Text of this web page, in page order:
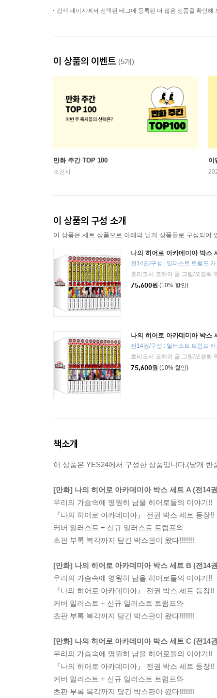
검색 페이지에서 선택된 태그에 등록된 더 많은 상품을 확인해
이 상품의 이벤트 (5개)
만화 주간 TOP 100
소진시
이
이 상품의 구성 소개
이 상품은 세트 상품으로 아래의 낱개 상품들로 구성되어
나의 히어로 아카데미아 박스
호리코시 코헤이 글,그림/오경화
75,600원 (10% 할인)
나의 히어로 아카데미아 박스
호리코시 코헤이 글,그림/오경화
75,600원 (10% 할인)
책소개
이 상품은 YES24에서 구성한 상품입니다.(낱개 반
[만화] 나의 히어로 아카데미아 박스 세트 A (전14
우리의 가슴속에 영원히 남을 히어로들의 이야기!!
『나의 히어로 아카데미아』 전권 박스 세트 등장!!
커버 일러스트 + 신규 일러스트 트럼프와
초판 부록 복각까지 담긴 박스판이 왔다!!!!!!!!
[만화] 나의 히어로 아카데미아 박스 세트 B (전14
우리의 가슴속에 영원히 남을 히어로들의 이야기!!
『나의 히어로 아카데미아』 전권 박스 세트 등장!!
커버 일러스트 + 신규 일러스트 트럼프와
초판 부록 복각까지 담긴 박스판이 왔다!!!!!!!!
[만화] 나의 히어로 아카데미아 박스 세트 C (전14
우리의 가슴속에 영원히 남을 히어로들의 이야기!!
『나의 히어로 아카데미아』 전권 박스 세트 등장!!
커버 일러스트 + 신규 일러스트 트럼프와
초판 부록 복각까지 담긴 박스판이 왔다!!!!!!!!